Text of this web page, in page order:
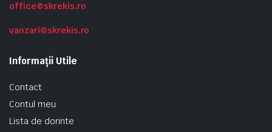
office@skrekis.ro
vanzari@skrekis.ro
Informații Utile
Contact
Contul meu
Lista de dorinte